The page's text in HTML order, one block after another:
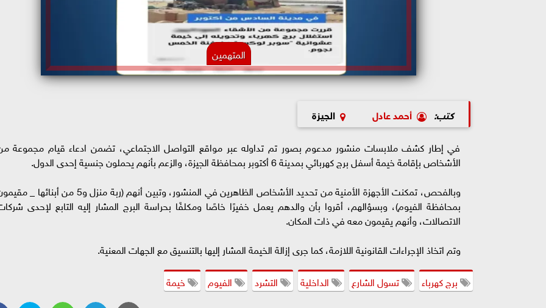
المتهمين
كتب: أحمد عادل الجيزة
في إطار كشف ملابسات منشور مدعوم بصور تم تداوله عبر مواقع التواصل الاجتماعي، تضمن ادعاء قيام مجموعة
الأشخاص بإقامة خيمة أسفل برج كهربائي بمدينة 6 أكتوبر بمحافظة الجيزة، والزعم بأنهم يحملون جنسية إحدى الدول.
وبالفحص، تمكنت الأجهزة الأمنية من تحديد الأشخاص الظاهرين في المنشور، وتبين أنهم (ربة منزل و5 من
بمحافظة الفيوم)، وبسؤالهم، أقروا بأن والدهم يعمل خفيرًا خاصًا ومكلفًا بحراسة البرج المشار إليه التابع لإحدى
الاتصالات، وأنهم يقيمون معه في ذات المكان.
وتم اتخاذ الإجراءات القانونية اللازمة، كما جرى إزالة الخيمة المشار إليها بالتنسيق مع الجهات المعنية.
برج كهرباء
تسول الشارع الداخلية التشرد الفيوم خيمة